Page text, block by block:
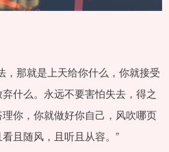
，那就是上天给你什么，你就接受
什么。永远不要害怕失去，得之
你，你就做好你自己，风吹哪页
且随风，且听且从容。”